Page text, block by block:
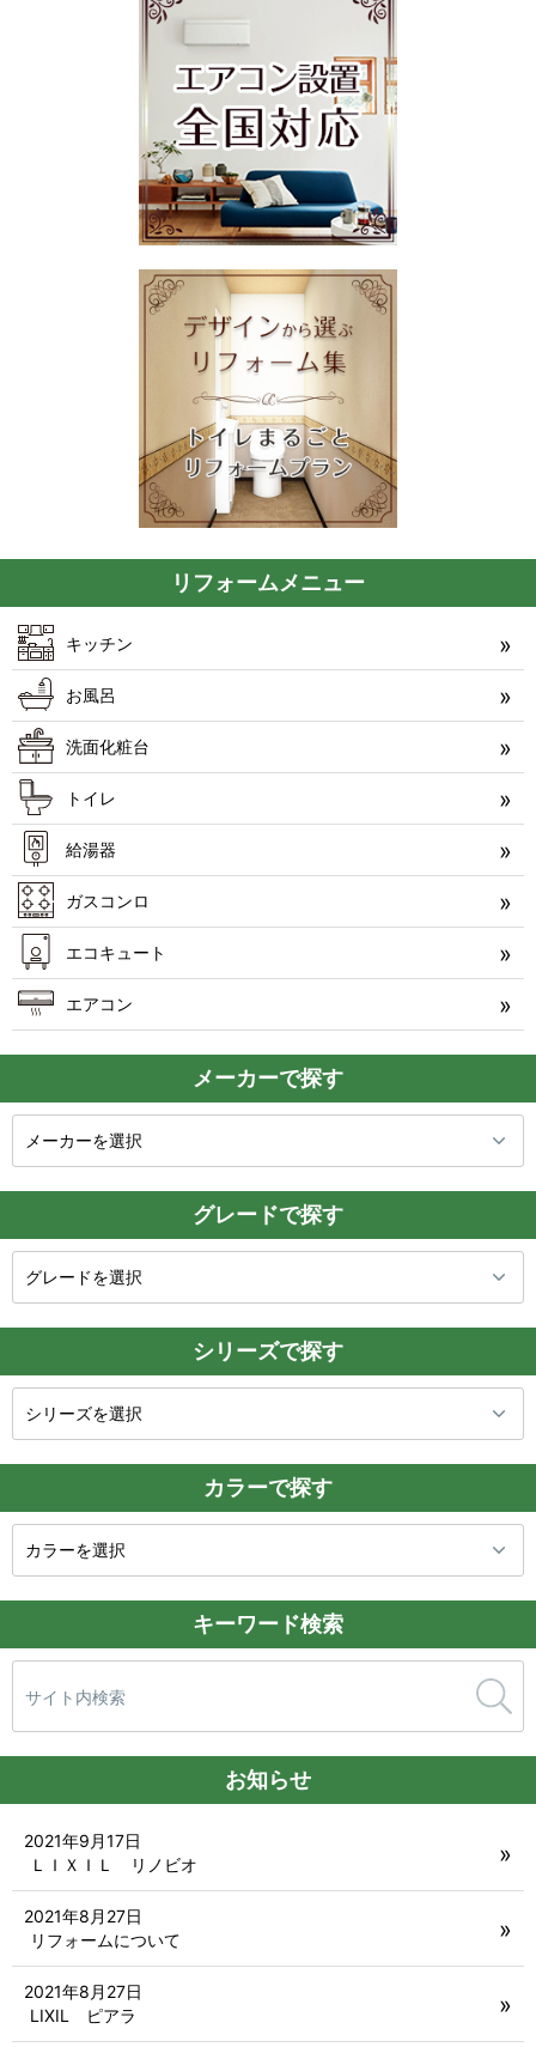
リフォームメニュー
キッチン
お風呂
洗面化粧台
トイレ
給湯器
ガスコンロ
エコキュート
エアコン
メーカーで探す
グレードで探す
シリーズで探す
カラーで探す
キーワード検索
索:
お知らせ
ＬＩＸＩＬ リノビオ
2021年9月17日
リフォームについて
2021年8月27日
LIXIL ピアラ
2021年8月27日